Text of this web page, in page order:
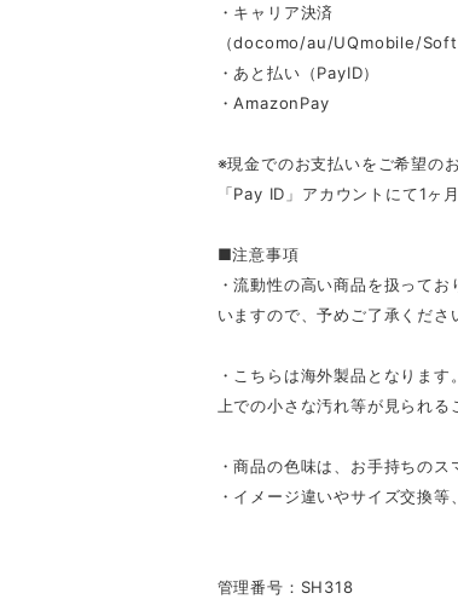
・キャリア決済
（docomo/au/UQmobile/
・あと払い（PayID）
・AmazonPay
※現金でのお支払いをご希望の
「Pay ID」アカウントにて1ヶ
■注意事項
・流動性の高い商品を扱って
いますので、予めご了承くださ
・こちらは海外製品となりま
上での小さな汚れ等が見られる
・商品の色味は、お手持ちの
・イメージ違いやサイズ交換
管理番号：SH318